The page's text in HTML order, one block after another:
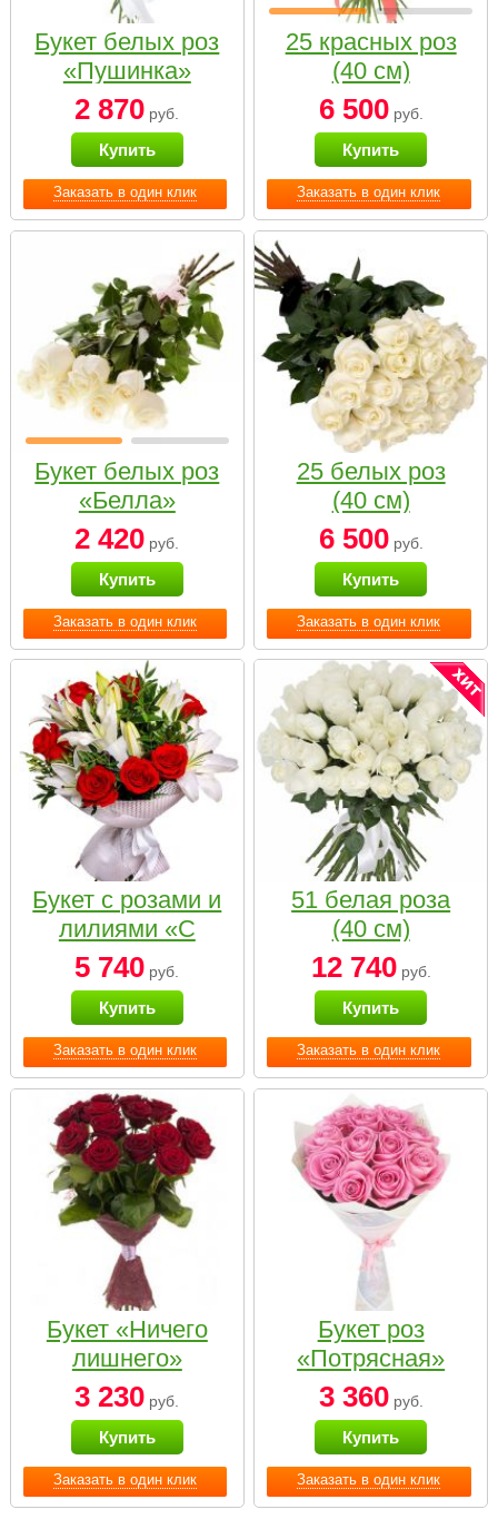
Заказать в один клик
Букет белых роз
«Пушинка»
2 870 руб.
Купить
Заказать в один клик
25 красных роз
(40 см)
6 500руб.
Купить
Заказать в один клик
Букет белых роз
«Белла»
2 420 руб.
Купить
Заказать в один клик
25 белых роз
(40 см)
6 500руб.
Купить
Заказать в один клик
Букет с розами и
лилиями «С
наилучшими
пожеланиями»
5 740 руб.
Купить
Заказать в один клик
51 белая роза
(40 см)
12 740руб.
Купить
Заказать в один клик
Букет «Ничего
лишнего»
3 230 руб.
Купить
Заказать в один клик
Букет роз
«Потрясная»
3 360руб.
Купить